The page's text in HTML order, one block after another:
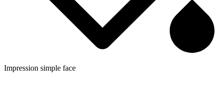
Impression simple face